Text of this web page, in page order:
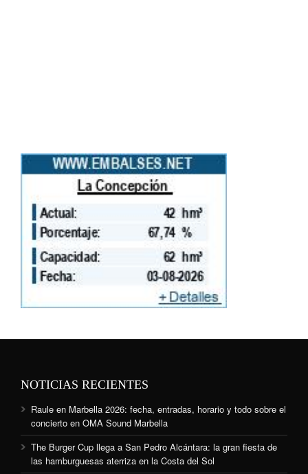
NOTICIAS RECIENTES
Raule en Marbella 2026: fecha, entradas, horario y todo sobre el
concierto en OMA Sound Marbella
The Burger Cup llega a San Pedro Alcántara: la gran fiesta de
las hamburguesas aterriza en la Costa del Sol